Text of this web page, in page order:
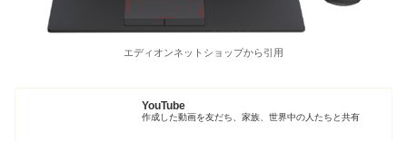
エディオンネットショップから引用
YouTube
作成した動画を友だち、家族、世界中の人たちと共有